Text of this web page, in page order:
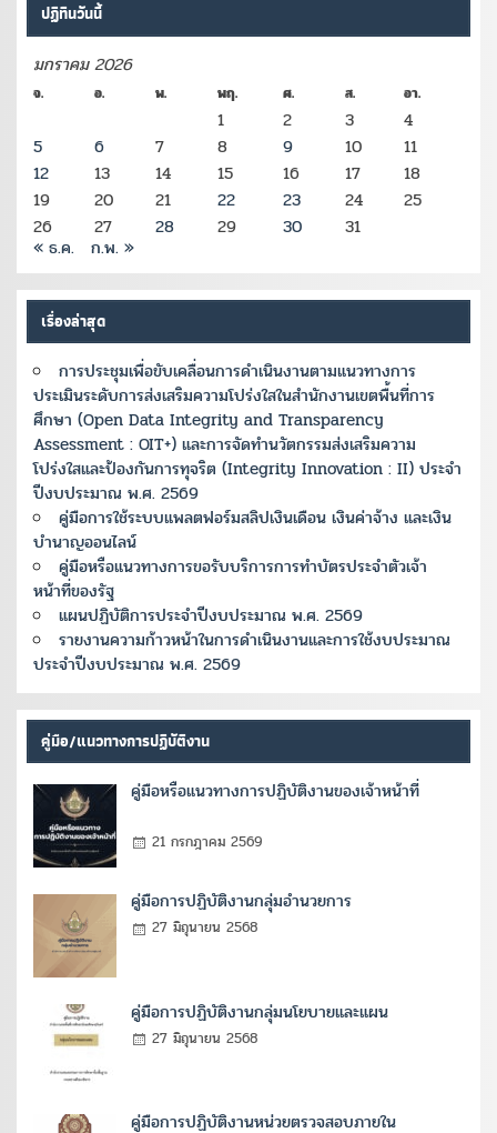
ปฏิทินวันนี้
มกราคม 2026
จ. อ. พ. พฤ. ศ. ส. อา.
1 2 3
4
5
6 7 8 9 10
11
12
13 14 15 16 17
18
19
20 21 22 23 24
25
26
27 28 29 30 31
« ธ.ค. ก.พ. »
เรื่องล่าสุด
การประชุมเพื่อขับเคลื่อนการดำเนินงานตามแนวทางการ
ประเมินระดับการส่งเสริมความโปร่งใสในสำนักงานเขตพื้นที่การ
ศึกษา (Open Data Integrity and Transparency
Assessment : OIT+) และการจัดทำนวัตกรรมส่งเสริมความ
โปร่งใสและป้องกันการทุจริต (Integrity Innovation : II) ประจำ
ปีงบประมาณ พ.ศ. 2569
คู่มือการใช้ระบบแพลตฟอร์มสลิปเงินเดือน เงินค่าจ้าง และเงิน
บำนาญออนไลน์
คู่มือหรือแนวทางการขอรับบริการการทำบัตรประจำตัวเจ้า
หน้าที่ของรัฐ
แผนปฏิบัติการประจำปีงบประมาณ พ.ศ. 2569
รายงานความก้าวหน้าในการดำเนินงานและการใช้งบประมาณ
ประจำปีงบประมาณ พ.ศ. 2569
คู่มือ/แนวทางการปฏิบัติงาน
คู่มือหรือแนวทางการปฏิบัติงานของเจ้าหน้าที่
21 กรกฎาคม 2569
คู่มือการปฏิบัติงานกลุ่มอำนวยการ
27 มิถุนายน 2568
คู่มือการปฏิบัติงานกลุ่มนโยบายและแผน
27 มิถุนายน 2568
คู่มือการปฏิบัติงานหน่วยตรวจสอบภายใน